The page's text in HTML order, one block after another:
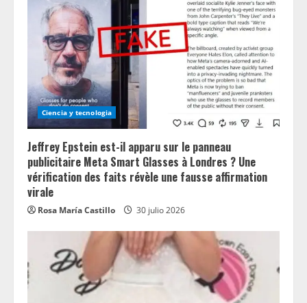
Ciencia y tecnologia
Jeffrey Epstein est-il apparu sur le panneau
publicitaire Meta Smart Glasses à Londres ? Une
vérification des faits révèle une fausse affirmation
virale
Rosa María Castillo 30 julio 2026